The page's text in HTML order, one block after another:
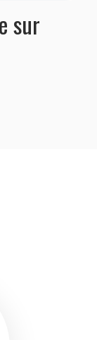
sur